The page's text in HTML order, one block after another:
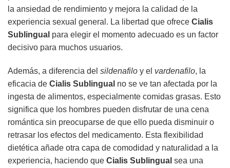
la ansiedad de rendimiento y mejora la calidad de la
experiencia sexual general. La libertad que ofrece Cialis
Sublingual para elegir el momento adecuado es un factor
decisivo para muchos usuarios.
Además, a diferencia del sildenafilo y el vardenafilo, la
eficacia de Cialis Sublingual no se ve tan afectada por la
ingesta de alimentos, especialmente comidas grasas. Esto
significa que los hombres pueden disfrutar de una cena
romántica sin preocuparse de que ello pueda disminuir o
retrasar los efectos del medicamento. Esta flexibilidad
dietética añade otra capa de comodidad y naturalidad a la
experiencia, haciendo que Cialis Sublingual sea una